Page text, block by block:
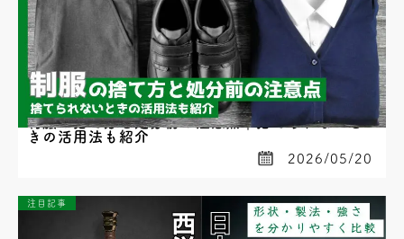
制服の捨て方と処分前の注意点｜捨てられないと
きの活用法も紹介
2026/05/20
注目記事